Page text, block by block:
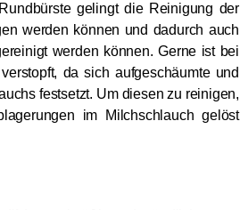
gelingt die Reinigung der
werden können und dadurch auch
werden können. Gerne ist bei
da sich aufgeschäumte und
festsetzt. Um diesen zu reinigen,
im Milchschlauch gelöst